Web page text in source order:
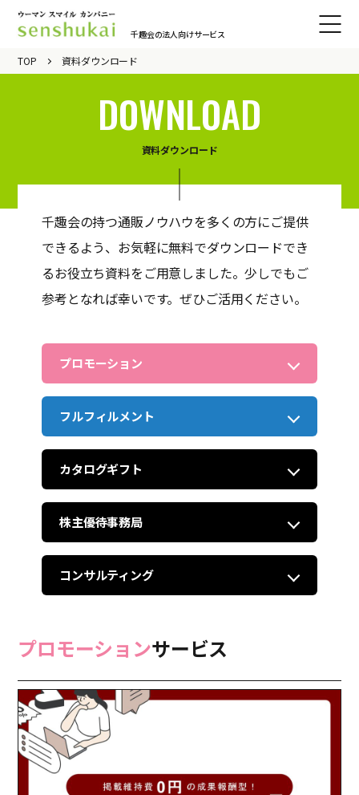
千趣会の法人向けサービス
TOP 資料ダウンロード
DOWNLOAD
資料ダウンロード
千趣会の持つ通販ノウハウを多くの方にご提供
できるよう、お気軽に無料でダウンロードでき
るお役立ち資料をご用意しました。少しでもご
参考となれば幸いです。ぜひご活用ください。
プロモーション
フルフィルメント
カタログギフト
株主優待事務局
コンサルティング
プロモーションサービス